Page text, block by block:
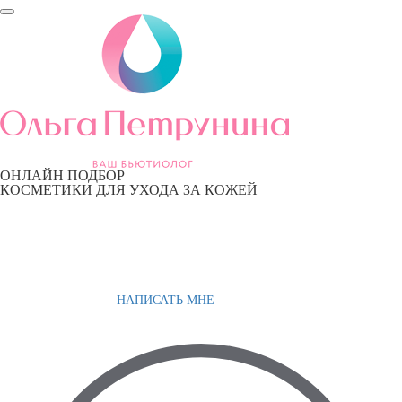
ОНЛАЙН ПОДБОР
КОСМЕТИКИ ДЛЯ УХОДА ЗА КОЖЕЙ
НАПИСАТЬ МНЕ